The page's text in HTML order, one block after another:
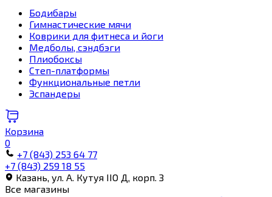
Бодибары
Гимнастические мячи
Коврики для фитнеса и йоги
Медболы, сэндбэги
Плиобоксы
Степ-платформы
Функциональные петли
Эспандеры
Корзина
0
+7 (843) 253 64 77
+7 (843) 259 18 55
Казань, ул. А. Кутуя IIO Д, корп. З
Все магазины